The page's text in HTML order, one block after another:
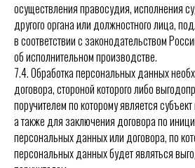
осуществления правосудия, исполнения
другого органа или должностного лица,
в соответствии с законодательством
об исполнительном производстве.
7.4. Обработка персональных данных
договора, стороной которого либо
поручителем по которому является
а также для заключения договора по
персональных данных или договора, по
персональных данных будет являться